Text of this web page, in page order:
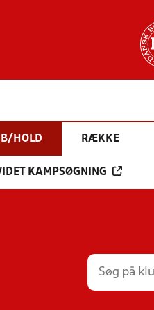
HOLD RÆKKE
KAMPSØGNING